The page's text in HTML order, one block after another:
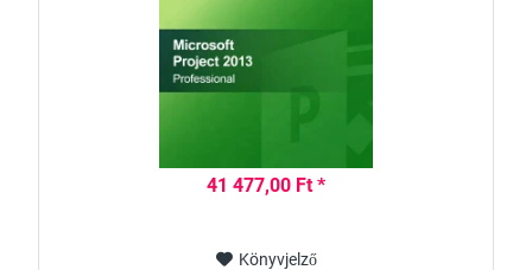
41 477,00 Ft *
Könyvjelző